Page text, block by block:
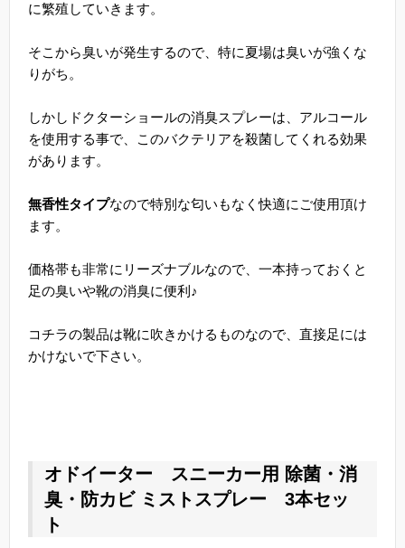
に繁殖していきます。
そこから臭いが発生するので、特に夏場は臭いが強くな
りがち。
しかしドクターショールの消臭スプレーは、アルコール
を使用する事で、このバクテリアを殺菌してくれる効果
があります。
無香性タイプなので特別な匂いもなく快適にご使用頂け
ます。
価格帯も非常にリーズナブルなので、一本持っておくと
足の臭いや靴の消臭に便利♪
コチラの製品は靴に吹きかけるものなので、直接足には
かけないで下さい。
オドイーター スニーカー用 除菌・消
臭・防カビ ミストスプレー 3本セッ
ト